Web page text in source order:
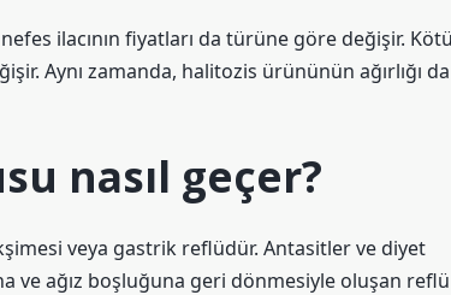
ilacının fiyatları da türüne göre değişir.
Aynı zamanda, halitozis ürününün ağırlığı da
nasıl geçer?
veya gastrik reflüdür. Antasitler ve diyet
ve ağız boşluğuna geri dönmesiyle oluşan reflü